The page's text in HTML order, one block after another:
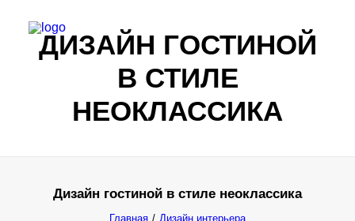
ДИЗАЙН ГОСТИНОЙ
В СТИЛЕ
НЕОКЛАССИКА
Дизайн гостиной в стиле неоклассика
Главная
Дизайн интерьера